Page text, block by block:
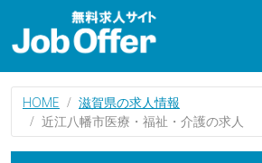
HOME
滋賀県の求人情報
近江八幡市医療・福祉・介護の求人